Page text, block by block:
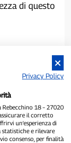
di questo
Privacy Policy
Rebecchino 18 – 27020
il corretto
un’esperienza di
statistiche e rilevare
consenso, per finalità